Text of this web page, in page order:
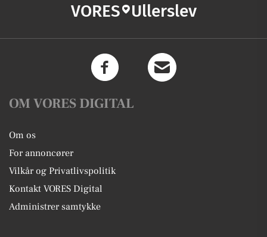
VORES Ullerslev
OM VORES DIGITAL
Om os
For annoncører
Vilkår og Privatlivspolitik
Kontakt VORES Digital
Administrer samtykke